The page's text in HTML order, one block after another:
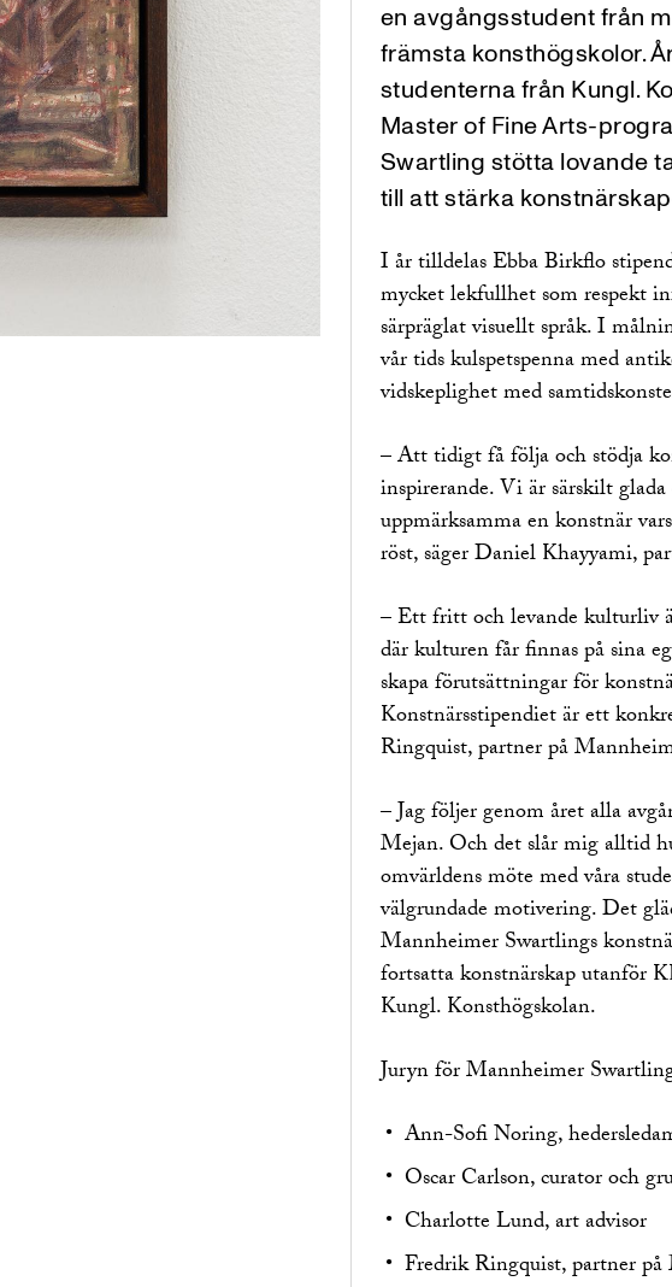
en avgångsstudent från
främsta konsthögskolor.
studenterna från Kungl.
Master of Fine Arts-
Swartling stötta lovande
till att stärka
I år tilldelas Ebba Birkflo
mycket lekfullhet som respekt
särpräglat visuellt språk. I
vår tids kulspetspenna med
vidskeplighet med
– Att tidigt få följa och stödja
inspirerande. Vi är särskilt
uppmärksamma en konstnär
röst, säger Daniel Khayyami,
– Ett fritt och levande kulturliv
där kulturen får finnas på sina
skapa förutsättningar för
Konstnärsstipendiet är ett
Ringquist, partner på
– Jag följer genom året alla
Mejan. Och det slår mig alltid
omvärldens möte med våra
välgrundade motivering. Det
Mannheimer Swartlings
fortsatta konstnärskap utanför
Kungl. Konsthögskolan.
Juryn för Mannheimer
Ann-Sofi Noring,
Oscar Carlson, curator och
Charlotte Lund, art advisor
Fredrik Ringquist, partner